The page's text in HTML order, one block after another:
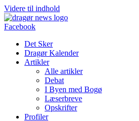
Videre til indhold
Facebook
Det Sker
Dragør Kalender
Artikler
Alle artikler
Debat
I Byen med Bogø
Læserbreve
Opskrifter
Profiler